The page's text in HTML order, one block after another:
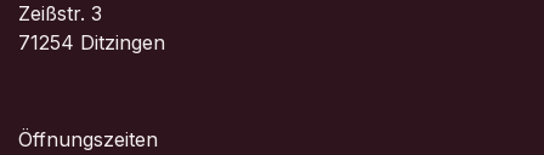
Zeißstr. 3
71254 Ditzingen
Öffnungszeiten